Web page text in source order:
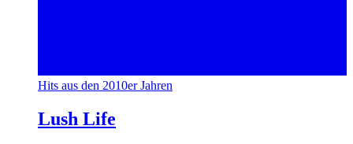
Hits aus den 2010er Jahren
Lush Life